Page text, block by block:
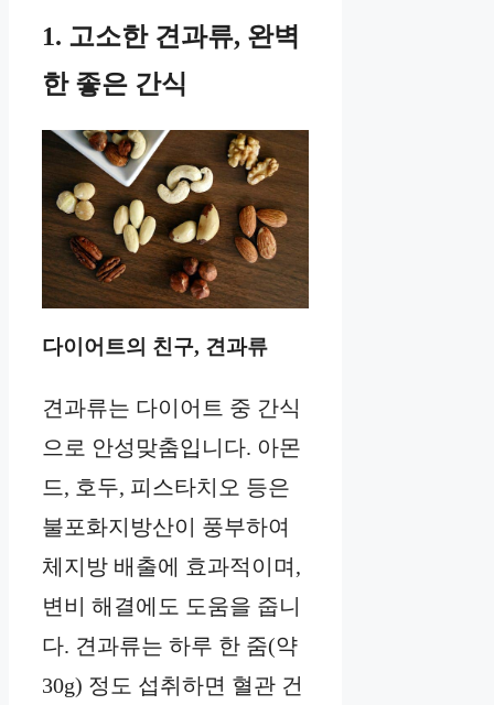
1. 고소한 견과류, 완벽
한 좋은 간식
다이어트의 친구, 견과류
견과류는 다이어트 중 간식
으로 안성맞춤입니다. 아몬
드, 호두, 피스타치오 등은
불포화지방산이 풍부하여
체지방 배출에 효과적이며,
변비 해결에도 도움을 줍니
다. 견과류는 하루 한 줌(약
30g) 정도 섭취하면 혈관 건